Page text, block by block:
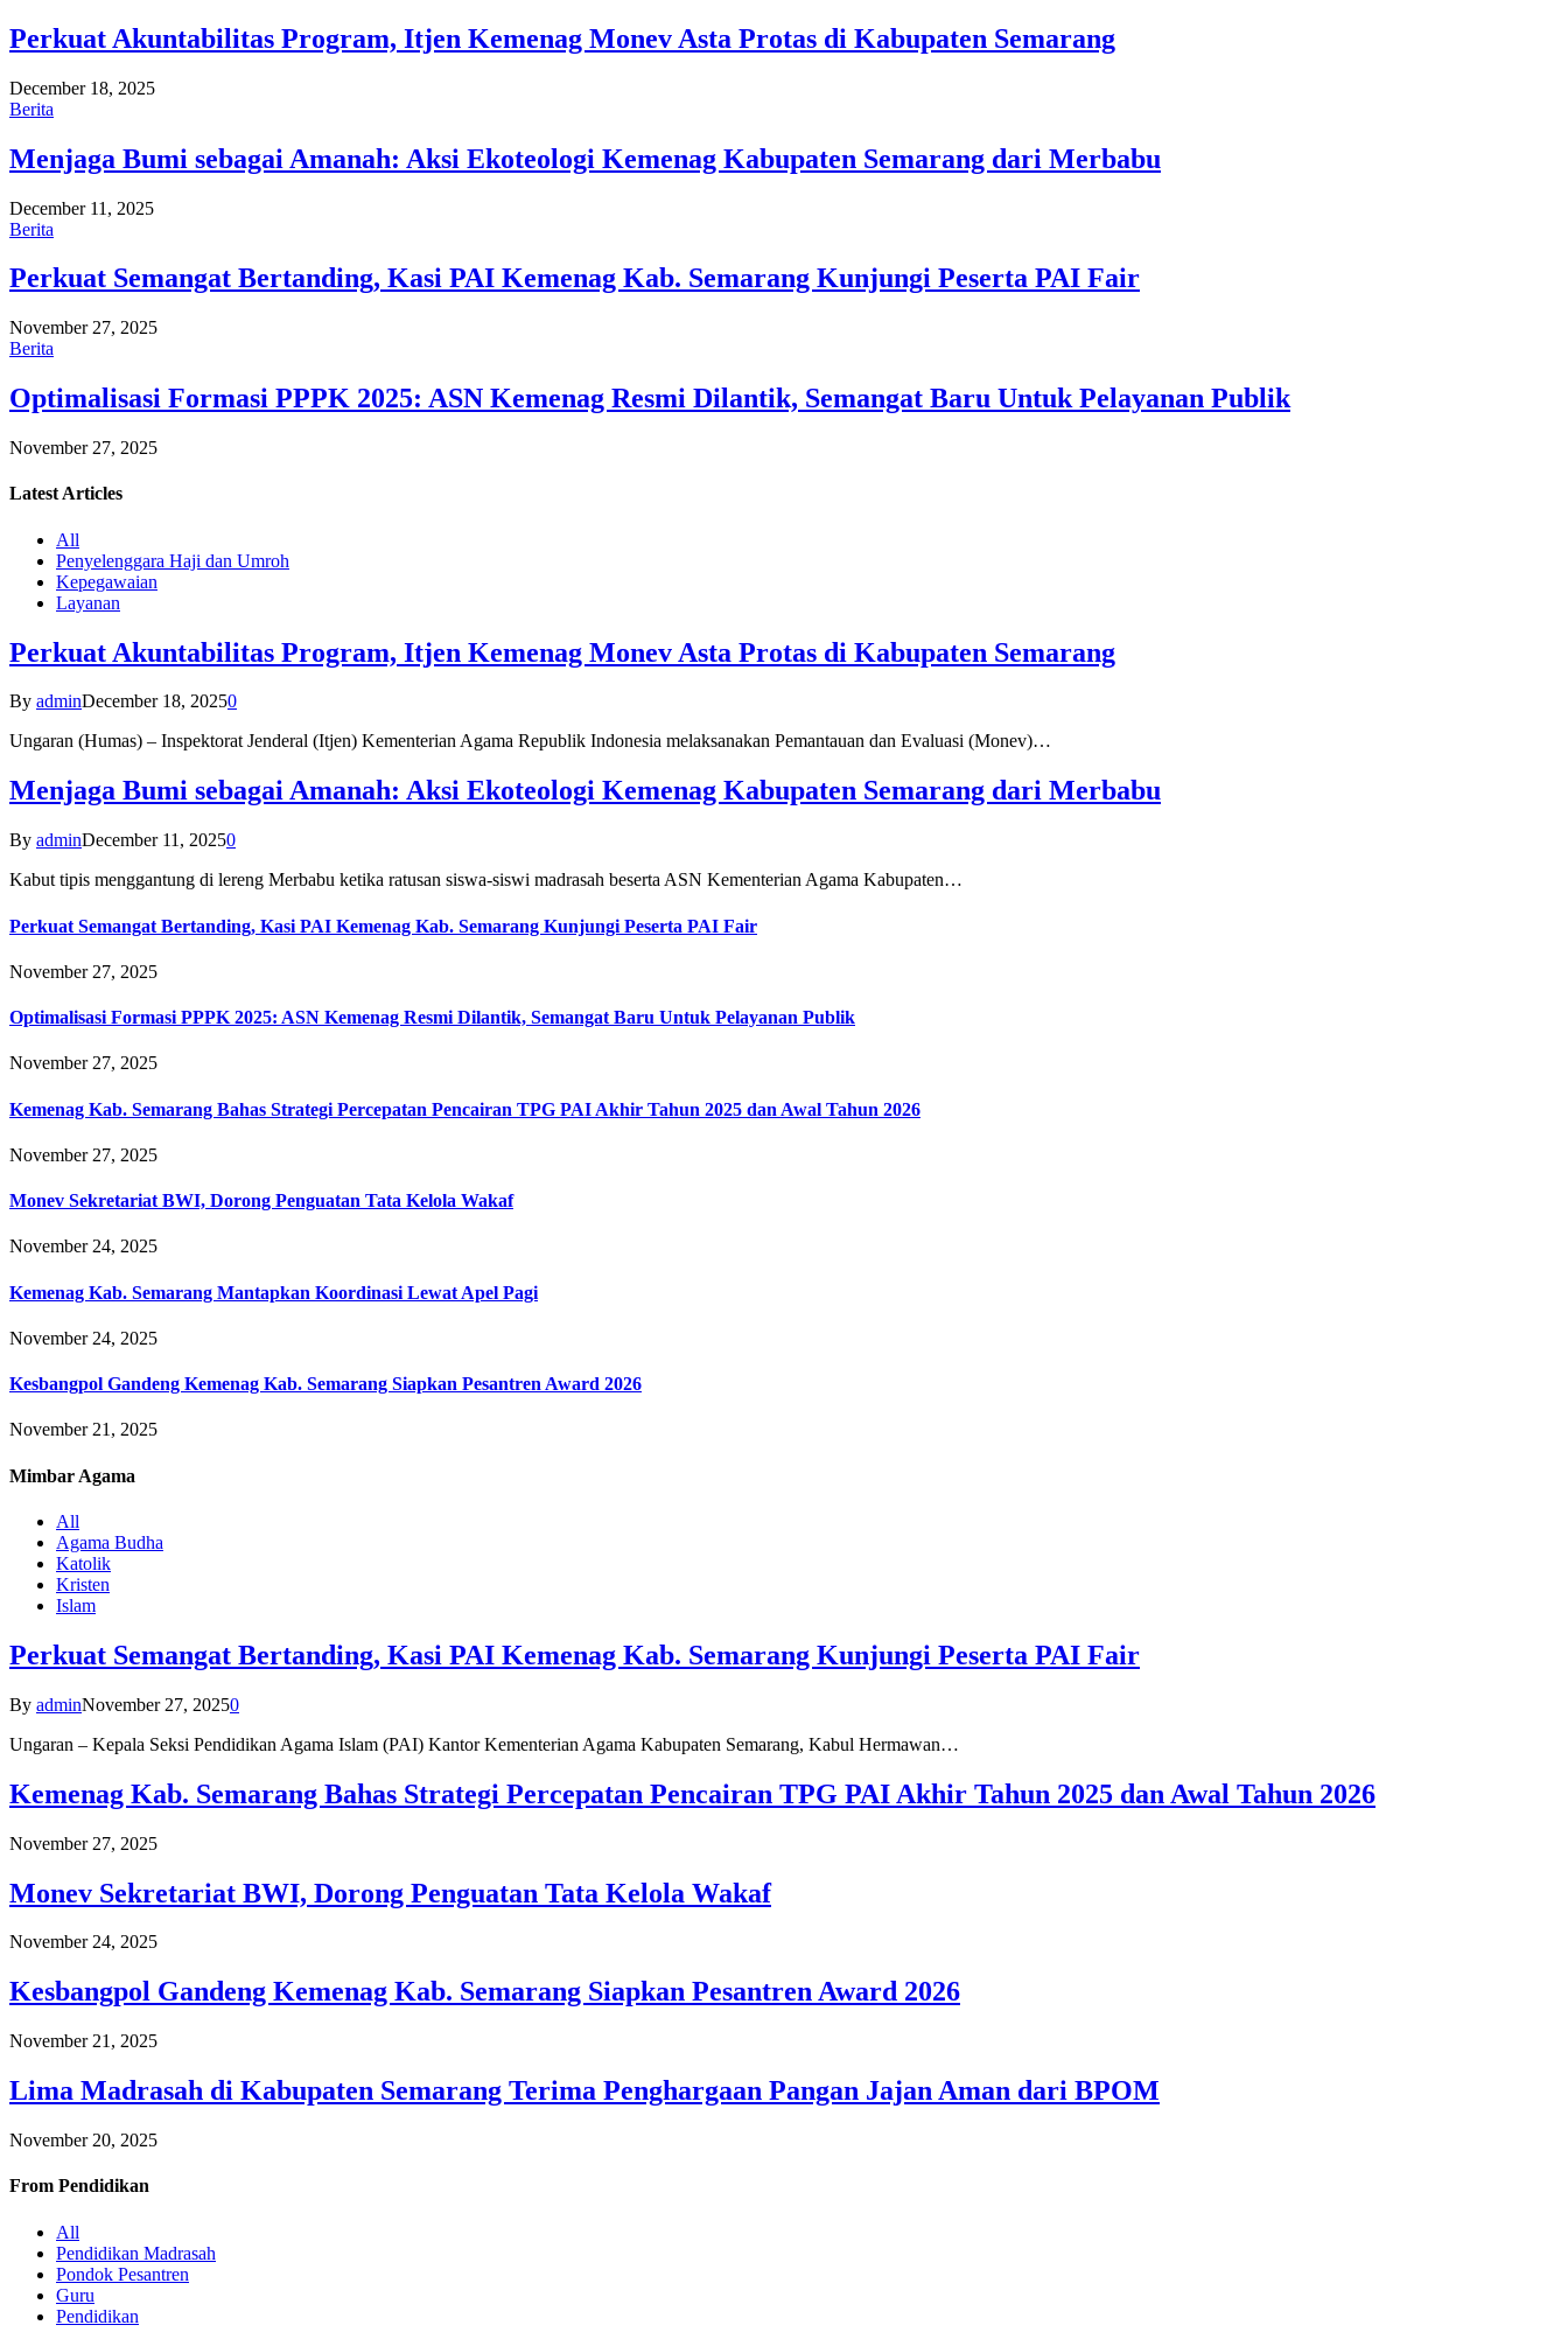
Perkuat Akuntabilitas Program, Itjen Kemenag Monev Asta Protas di Kabupaten Semarang
December 18, 2025
Berita
Menjaga Bumi sebagai Amanah: Aksi Ekoteologi Kemenag Kabupaten Semarang dari Merbabu
December 11, 2025
Berita
Perkuat Semangat Bertanding, Kasi PAI Kemenag Kab. Semarang Kunjungi Peserta PAI Fair
November 27, 2025
Berita
Optimalisasi Formasi PPPK 2025: ASN Kemenag Resmi Dilantik, Semangat Baru Untuk Pelayanan Publik
November 27, 2025
Latest Articles
All
Penyelenggara Haji dan Umroh
Kepegawaian
Layanan
Perkuat Akuntabilitas Program, Itjen Kemenag Monev Asta Protas di Kabupaten Semarang
By adminDecember 18, 20250
Ungaran (Humas) – Inspektorat Jenderal (Itjen) Kementerian Agama Republik Indonesia melaksanakan Pemantauan dan Evaluasi (Monev)…
Menjaga Bumi sebagai Amanah: Aksi Ekoteologi Kemenag Kabupaten Semarang dari Merbabu
By adminDecember 11, 20250
Kabut tipis menggantung di lereng Merbabu ketika ratusan siswa-siswi madrasah beserta ASN Kementerian Agama Kabupaten…
Perkuat Semangat Bertanding, Kasi PAI Kemenag Kab. Semarang Kunjungi Peserta PAI Fair
November 27, 2025
Optimalisasi Formasi PPPK 2025: ASN Kemenag Resmi Dilantik, Semangat Baru Untuk Pelayanan Publik
November 27, 2025
Kemenag Kab. Semarang Bahas Strategi Percepatan Pencairan TPG PAI Akhir Tahun 2025 dan Awal Tahun 2026
November 27, 2025
Monev Sekretariat BWI, Dorong Penguatan Tata Kelola Wakaf
November 24, 2025
Kemenag Kab. Semarang Mantapkan Koordinasi Lewat Apel Pagi
November 24, 2025
Kesbangpol Gandeng Kemenag Kab. Semarang Siapkan Pesantren Award 2026
November 21, 2025
Mimbar Agama
All
Agama Budha
Katolik
Kristen
Islam
Perkuat Semangat Bertanding, Kasi PAI Kemenag Kab. Semarang Kunjungi Peserta PAI Fair
By adminNovember 27, 20250
Ungaran – Kepala Seksi Pendidikan Agama Islam (PAI) Kantor Kementerian Agama Kabupaten Semarang, Kabul Hermawan…
Kemenag Kab. Semarang Bahas Strategi Percepatan Pencairan TPG PAI Akhir Tahun 2025 dan Awal Tahun 2026
November 27, 2025
Monev Sekretariat BWI, Dorong Penguatan Tata Kelola Wakaf
November 24, 2025
Kesbangpol Gandeng Kemenag Kab. Semarang Siapkan Pesantren Award 2026
November 21, 2025
Lima Madrasah di Kabupaten Semarang Terima Penghargaan Pangan Jajan Aman dari BPOM
November 20, 2025
From Pendidikan
All
Pendidikan Madrasah
Pondok Pesantren
Guru
Pendidikan